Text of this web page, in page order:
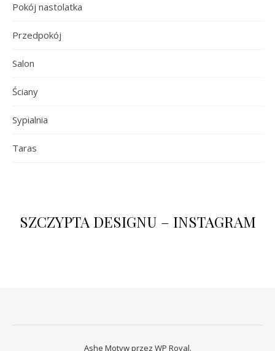
Pokój nastolatka
Przedpokój
Salon
Ściany
Sypialnia
Taras
SZCZYPTA DESIGNU – INSTAGRAM
Ashe Motyw przez WP Royal.